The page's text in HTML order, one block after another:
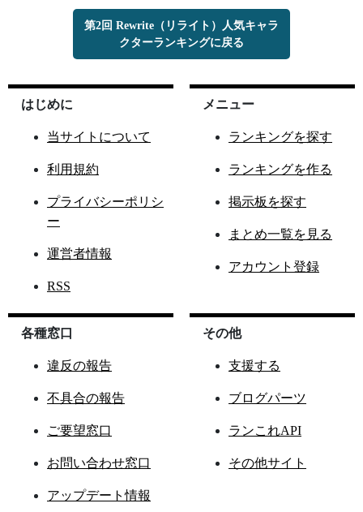
第2回 Rewrite（リライト）人気キャラ
クターランキングに戻る
はじめに
当サイトについて
利用規約
プライバシーポリシ
ー
運営者情報
RSS
メニュー
ランキングを探す
ランキングを作る
掲示板を探す
まとめ一覧を見る
アカウント登録
各種窓口
違反の報告
不具合の報告
ご要望窓口
お問い合わせ窓口
アップデート情報
その他
支援する
ブログパーツ
ランこれAPI
その他サイト